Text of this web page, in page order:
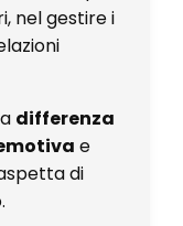
nel gestire i
differenza
e
di